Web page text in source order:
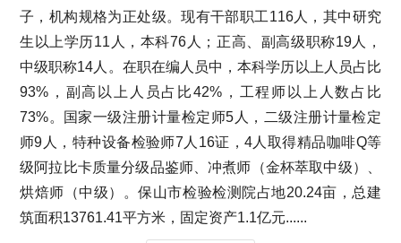
子，机构规格为正处级。现有干部职工116人，其中研究
生以上学历11人，本科76人；正高、副高级职称19人，
中级职称14人。在职在编人员中，本科学历以上人员占比
93%，副高以上人员占比42%，工程师以上人数占比
73%。国家一级注册计量检定师5人，二级注册计量检定
师9人，特种设备检验师7人16证，4人取得精品咖啡Q等
级阿拉比卡质量分级品鉴师、冲煮师（金杯萃取中级）、
烘焙师（中级）。保山市检验检测院占地20.24亩，总建
筑面积13761.41平方米，固定资产1.1亿元......